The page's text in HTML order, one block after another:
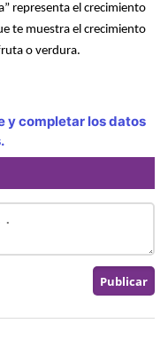
representa el crecimiento
te muestra el crecimiento
o verdura.
y completar los datos